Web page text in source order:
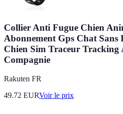
Collier Anti Fugue Chien
Abonnement Gps Chat Sans
Chien Sim Traceur Tracking
Compagnie
Rakuten FR
49.72 EURVoir le prix